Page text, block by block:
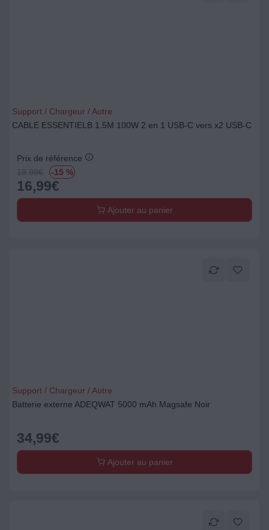
Support / Chargeur / Autre
CABLE ESSENTIELB 1.5M 100W 2 en 1 USB-C vers x2 USB-C
Prix de référence
19.99€ -15 %
16,99€
Ajouter au panier
Support / Chargeur / Autre
Batterie externe ADEQWAT 5000 mAh Magsafe Noir
34,99€
Ajouter au panier